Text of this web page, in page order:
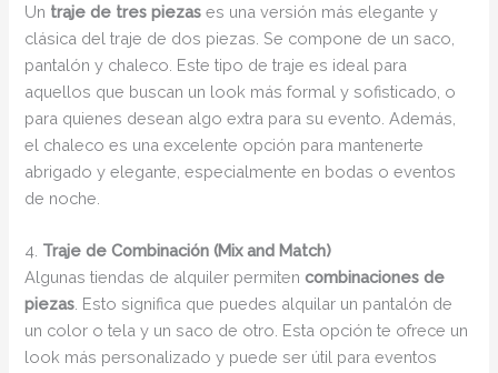
Un traje de tres piezas es una versión más elegante y
clásica del traje de dos piezas. Se compone de un saco,
pantalón y chaleco. Este tipo de traje es ideal para
aquellos que buscan un look más formal y sofisticado, o
para quienes desean algo extra para su evento. Además,
el chaleco es una excelente opción para mantenerte
abrigado y elegante, especialmente en bodas o eventos
de noche.
4. Traje de Combinación (Mix and Match)
Algunas tiendas de alquiler permitencombinaciones de
piezas . Esto significa que puedes alquilar un pantalón de
un color o tela y un saco de otro. Esta opción te ofrece un
look más personalizado y puede ser útil para eventos